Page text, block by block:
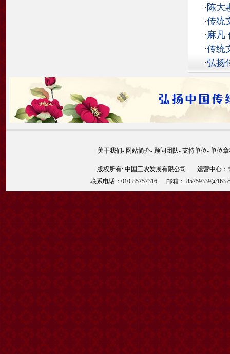
·陈大
·传统
· 麻凡
·传统
·弘扬
关于我们- 网站简介- 顾问团队- 支持单位- 单位
版权所有: 中国三农发展有限公司 运营中心
联系电话：010-85757316 邮箱：